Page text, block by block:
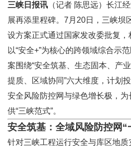
三峡日报讯 （记者 陈思远）长江
展再添里程碑。7月20日，三峡坝
设方案正式通过国家发改委批复
以“安全+”为核心的跨领域综合示
案围绕“安全筑基、生态固本、产
提质、区域协同”六大维度，计划
安全风险防控网与绿色增长极，
供“三峡范式”。
安全筑基：全域风险防控网“
针对三峡工程运行安全与库区地质